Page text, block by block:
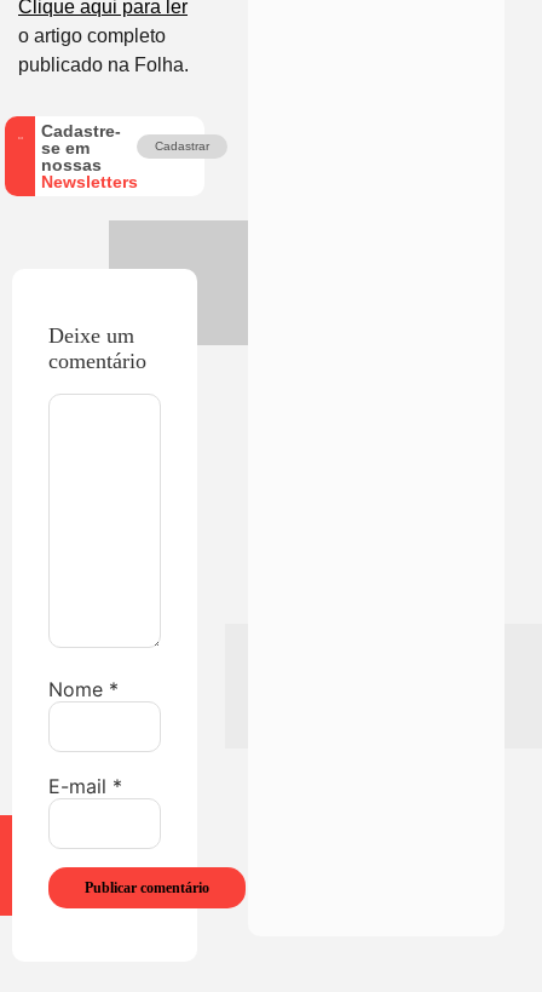
Clique aqui para ler
o artigo completo
publicado na Folha.
Cadastre-
se em
nossas
Newsletters
Cadastrar
Deixe um
comentário
Nome *
E-mail *